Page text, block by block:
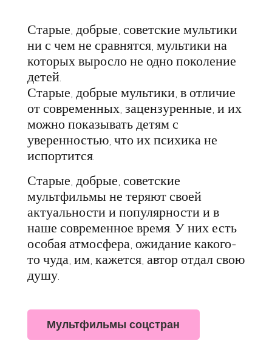
Старые, добрые, советские мультики
ни с чем не сравнятся, мультики на
которых выросло не одно поколение
детей.
Старые, добрые мультики, в отличие
от современных, зацензуренные, и их
можно показывать детям с
уверенностью, что их психика не
испортится.
Старые, добрые, советские
мультфильмы не теряют своей
актуальности и популярности и в
наше современное время. У них есть
особая атмосфера, ожидание какого-
то чуда, им, кажется, автор отдал свою
душу.
Мультфильмы соцстран